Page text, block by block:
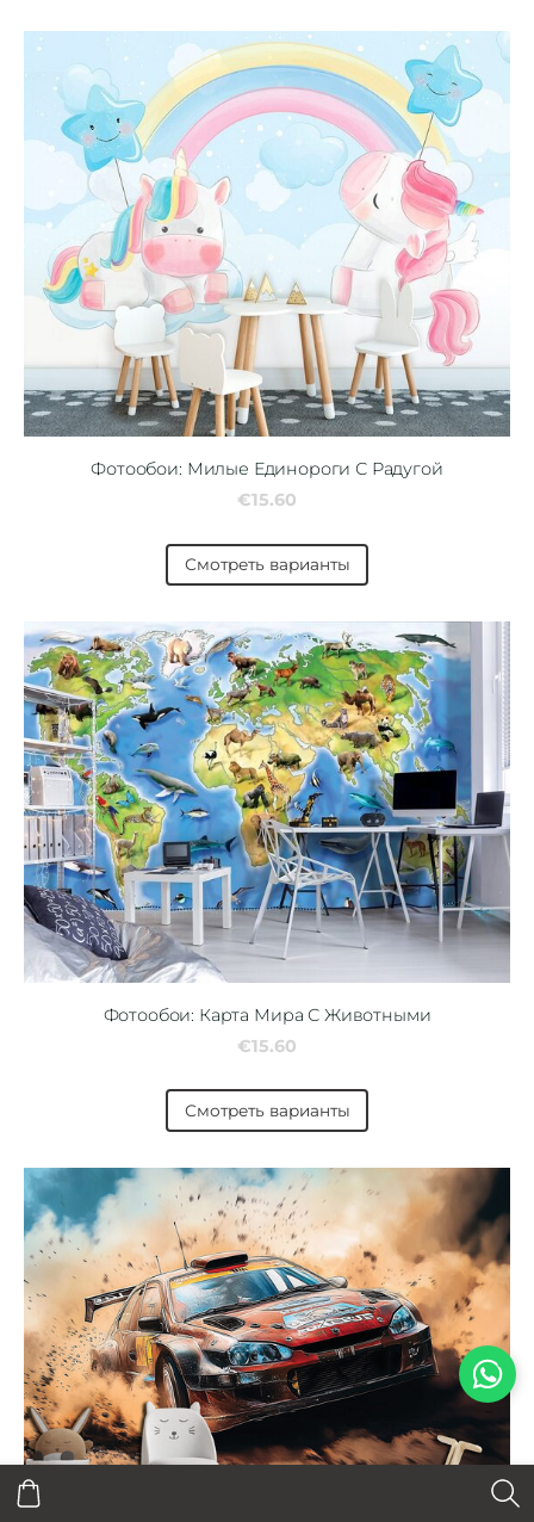
Фотообои: Милые Единороги С Радугой
€15.60
Смотреть варианты
Фотообои: Карта Мира С Животными
€15.60
Смотреть варианты